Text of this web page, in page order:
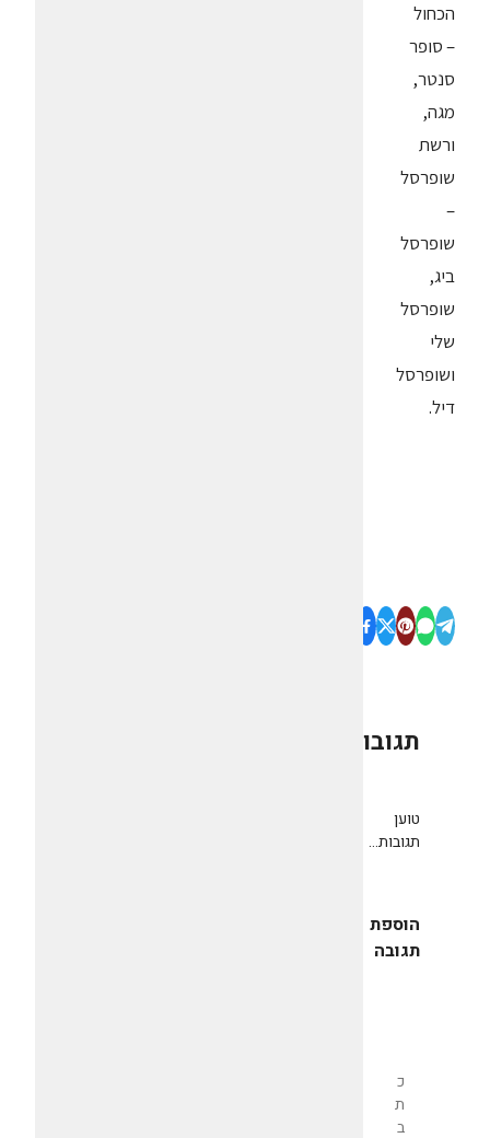
הכחול
– סופר
סנטר,
מגה,
ורשת
שופרסל
–
שופרסל
ביג,
שופרסל
שלי
ושופרסל
דיל.
תגובות
טוען
תגובות...
הוספת
תגובה